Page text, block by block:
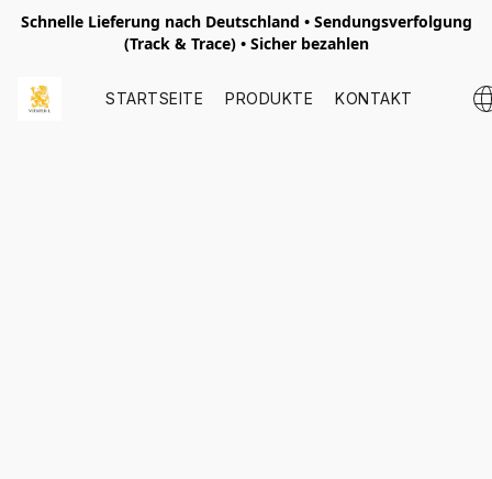
Schnelle Lieferung nach Deutschland • Sendungsverfolgung
(Track & Trace) • Sicher bezahlen
STARTSEITE PRODUKTE KONTAKT